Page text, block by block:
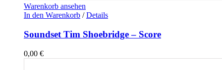
Warenkorb ansehen
In den Warenkorb / Details
Soundset Tim Shoebridge – Score
0,00 €